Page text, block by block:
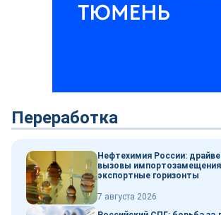
Переработка
Нефтехимия России:
вызовы
экспортные горизонты
7 августа 2026